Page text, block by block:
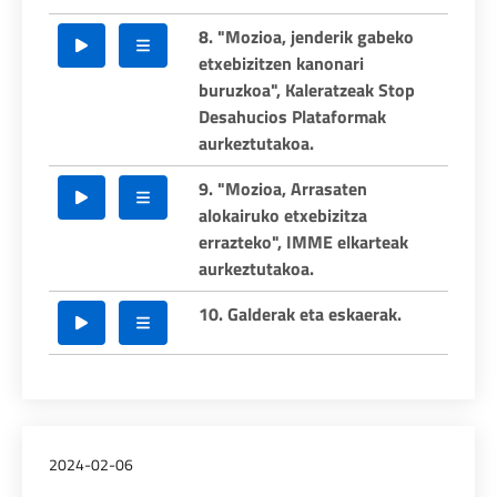
8. "Mozioa, jenderik gabeko
etxebizitzen kanonari
buruzkoa", Kaleratzeak Stop
Desahucios Plataformak
aurkeztutakoa.
9. "Mozioa, Arrasaten
alokairuko etxebizitza
errazteko", IMME elkarteak
aurkeztutakoa.
10. Galderak eta eskaerak.
2024-02-06